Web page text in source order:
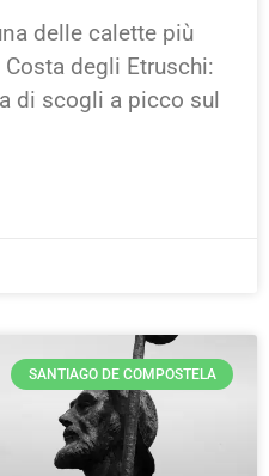
delle calette più
degli Etruschi:
di scogli a picco sul
SANTIAGO DE COMPOSTELA